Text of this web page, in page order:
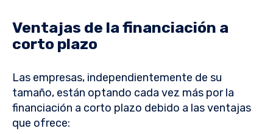
Ventajas de la financiación a
corto plazo
Las empresas, independientemente de su
tamaño, están optando cada vez más por la
financiación a corto plazo debido a las ventajas
que ofrece: